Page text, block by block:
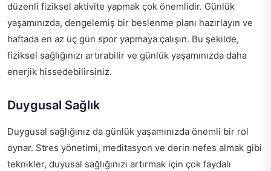
düzenli fiziksel aktivite yapmak çok önemlidir. Günlük
yaşamınızda, dengelemiş bir beslenme planı hazırlayın ve
haftada en az üç gün spor yapmaya çalışın. Bu şekilde,
fiziksel sağlığınızı artırabilir ve günlük yaşamınızda daha
enerjik hissedebilirsiniz.
Duygusal Sağlık
Duygusal sağlığınız da günlük yaşamınızda önemli bir rol
oynar. Stres yönetimi, meditasyon ve derin nefes almak gibi
teknikler, duyusal sağlığınızı artırmak için çok faydalı